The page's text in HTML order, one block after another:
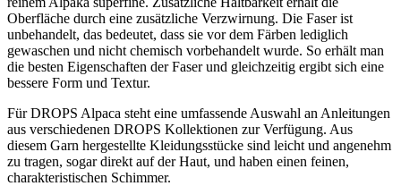
Oberfläche durch eine zusätzliche Verzwirnung. Die Faser ist
unbehandelt, das bedeutet, dass sie vor dem Färben lediglich
gewaschen und nicht chemisch vorbehandelt wurde. So erhält man
die besten Eigenschaften der Faser und gleichzeitig ergibt sich eine
bessere Form und Textur.
Für DROPS Alpaca steht eine umfassende Auswahl an Anleitungen
aus verschiedenen DROPS Kollektionen zur Verfügung. Aus
diesem Garn hergestellte Kleidungsstücke sind leicht und angenehm
zu tragen, sogar direkt auf der Haut, und haben einen feinen,
charakteristischen Schimmer.